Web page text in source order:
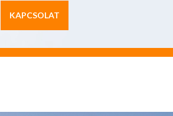
KAPCSOLAT